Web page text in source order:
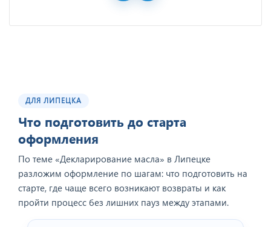
ДЛЯ ЛИПЕЦКА
Что подготовить до старта
оформления
По теме «Декларирование масла» в Липецке
разложим оформление по шагам: что подготовить на
старте, где чаще всего возникают возвраты и как
пройти процесс без лишних пауз между этапами.